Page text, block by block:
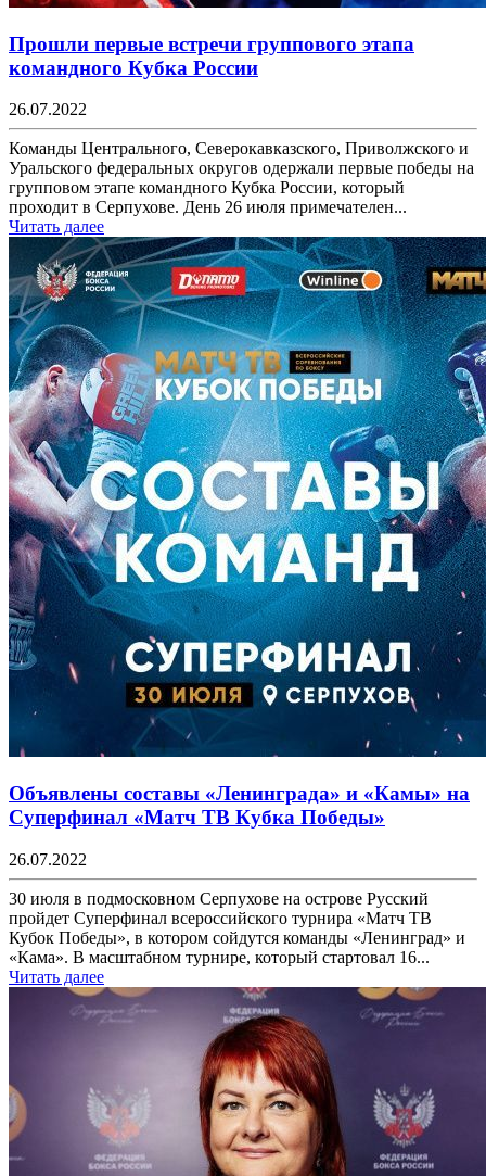
Прошли первые встречи группового этапа
командного Кубка России
26.07.2022
Команды Центрального, Северокавказского, Приволжского и
Уральского федеральных округов одержали первые победы на
групповом этапе командного Кубка России, который
проходит в Серпухове. День 26 июля примечателен...
Читать далее
Объявлены составы «Ленинграда» и «Камы» на
Суперфинал «Матч ТВ Кубка Победы»
26.07.2022
30 июля в подмосковном Серпухове на острове Русский
пройдет Суперфинал всероссийского турнира «Матч ТВ
Кубок Победы», в котором сойдутся команды «Ленинград» и
«Кама». В масштабном турнире, который стартовал 16...
Читать далее